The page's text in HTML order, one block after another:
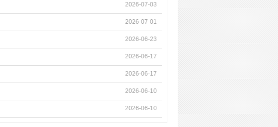
2026-07-03
2026-07-01
2026-06-23
2026-06-17
2026-06-17
2026-06-10
2026-06-10